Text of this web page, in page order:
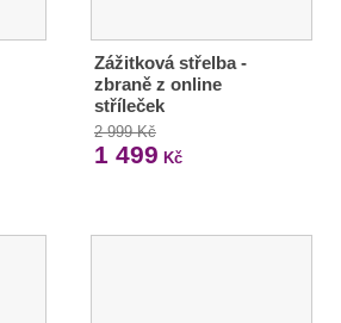
Zážitková střelba -
zbraně z online
stříleček
2 999 Kč
1 499 Kč